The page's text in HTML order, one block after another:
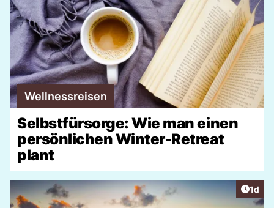
Wellnessreisen
Selbstfürsorge: Wie man einen
persönlichen Winter-Retreat
plant
1d